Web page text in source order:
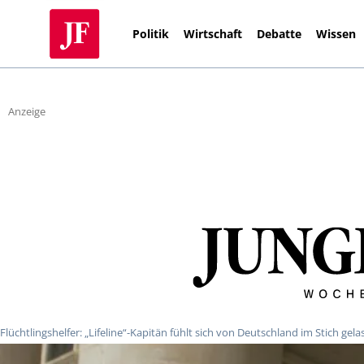
Politik Wirtschaft Debatte Wissen
Anzeige
Flüchtlingshelfer: „Lifeline“-Kapitän fühlt sich von Deutschland im Stich